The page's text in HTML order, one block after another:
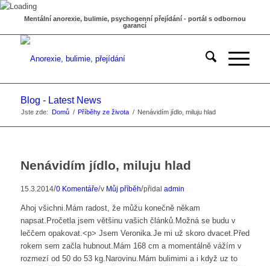
Mentální anorexie, bulimie, psychogenní přejídání - portál s odbornou
garancí
Blog - Latest News
Jste zde: Domů / Příběhy ze života / Nenávidím jídlo, miluju hlad
Nenávidím jídlo, miluju hlad
15.3.2014/0 Komentáře/v Můj příběh/přidal admin
Ahoj všichni.Mám radost, že můžu konečně někam
napsat.Pročetla jsem většinu vašich článků.Možná se budu v
leččem opakovat.<p> Jsem Veronika.Je mi už skoro dvacet.Před
rokem sem začla hubnout.Mám 168 cm a momentálně vážím v
rozmezí od 50 do 53 kg.Narovinu.Mám bulimimi a i když uz to